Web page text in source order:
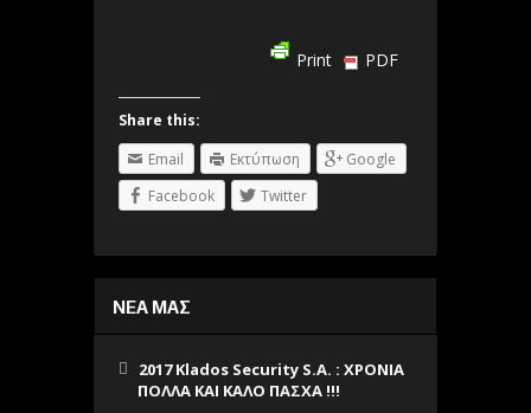
Print PDF
Share this:
Email
Εκτύπωση
Google
Facebook
Twitter
ΝΕΑ ΜΑΣ
2017 Klados Security S.A. : ΧΡΟΝΙΑ
ΠΟΛΛΑ ΚΑΙ ΚΑΛΟ ΠΑΣΧΑ !!!